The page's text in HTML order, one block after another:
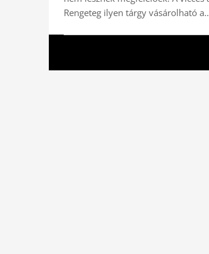
Rengeteg ilyen tárgy vásárolható